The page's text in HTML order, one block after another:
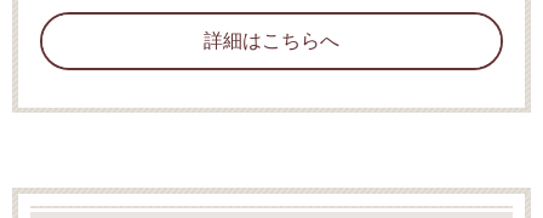
詳細はこちらへ